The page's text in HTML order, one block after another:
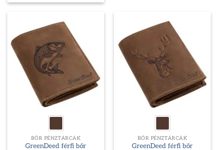
BŐR PÉNZTÁRCÁK
GreenDeed férfi bőr
BŐR PÉNZTÁRCÁK
GreenDeed férfi bőr